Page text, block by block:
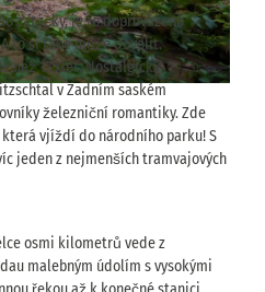
|CC-BY
zatáčky, je to doprovázeno
to si také může dovolit.
než 125 let. Nostalgický
v Zadním saském
železniční romantiky. Zde
vjíždí do národního parku! S
jeden z nejmenších tramvajových
osmi kilometrů vede z
malebným údolím s vysokými